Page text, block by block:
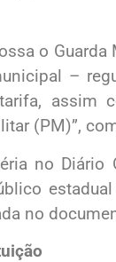
o
–
assim
(PM)”,
no Diário
no